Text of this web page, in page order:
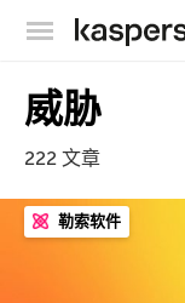
威胁
222 文章
勒索软件